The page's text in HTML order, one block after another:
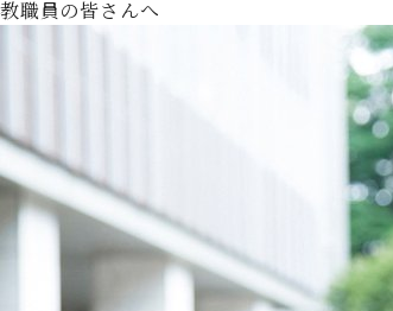
教職員の皆さんへ